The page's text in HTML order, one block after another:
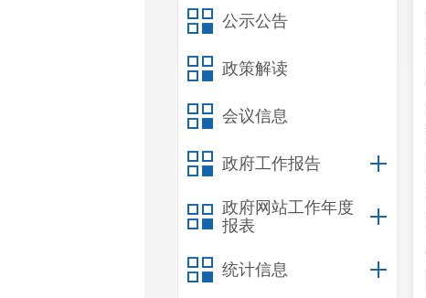
公示公告
政策解读
会议信息
政府工作报告
政府网站工作年度
报表
统计信息